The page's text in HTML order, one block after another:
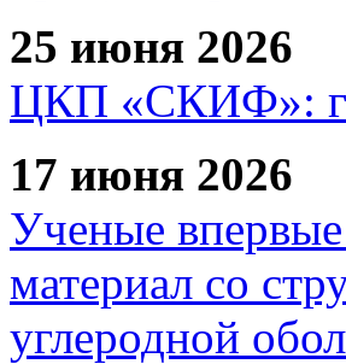
25 июня 2026
ЦКП «СКИФ»:
17 июня 2026
Ученые
материал со
углеродной